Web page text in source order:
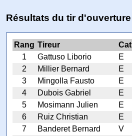
Résultats du tir d'ouverture
Rang Tireur Cat
1
Gattuso Liborio E
2
Millier Bernard E
3
Mingolla Fausto E
4
Dubois Gabriel E
5
Mosimann Julien E
6
Ruiz Christian E
7
Banderet Bernard V